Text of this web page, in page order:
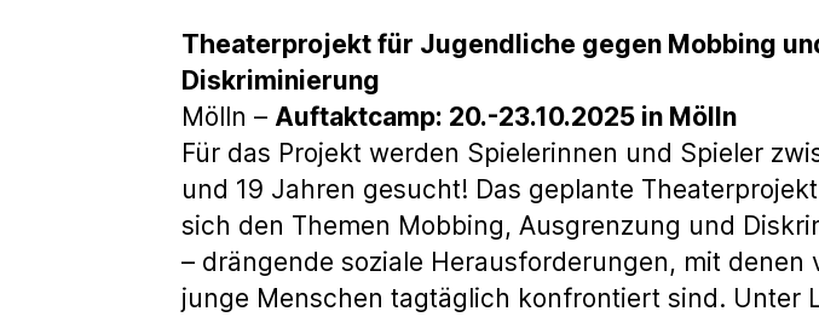
Theaterprojekt für Jugendliche gegen Mobbing
Diskriminierung
Mölln – Auftaktcamp: 20.-23.10.2025 in Mölln
Für das Projekt werden Spielerinnen und Spieler
und 19 Jahren gesucht! Das geplante
sich den Themen Mobbing, Ausgrenzung und
– drängende soziale Herausforderungen, mit denen
junge Menschen tagtäglich konfrontiert sind. Unter